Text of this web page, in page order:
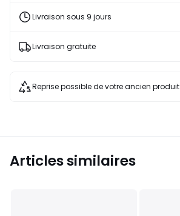
Livraison sous 9 jours
Livraison gratuite
Reprise possible de votre ancien produit
Articles similaires